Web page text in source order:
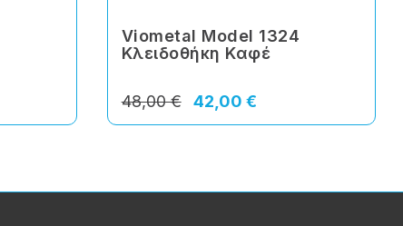
Viometal Model 1324
Κλειδοθήκη Καφέ
42,00 €
48,00 €